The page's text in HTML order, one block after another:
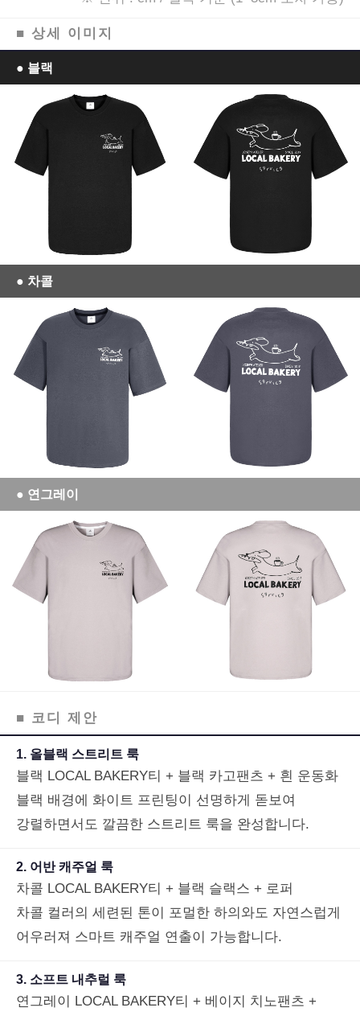
세요!
■ 상세 이미지
● 블랙
● 차콜
● 연그레이
■ 코디 제안
1. 올블랙 스트리트 룩
블랙 LOCAL BAKERY티 + 블랙 카고팬츠 + 흰 운동화
블랙 배경에 화이트 프린팅이 선명하게 돋보여
강렬하면서도 깔끔한 스트리트 룩을 완성합니다.
2. 어반 캐주얼 룩
차콜 LOCAL BAKERY티 + 블랙 슬랙스 + 로퍼
차콜 컬러의 세련된 톤이 포멀한 하의와도 자연스럽게
어우러져 스마트 캐주얼 연출이 가능합니다.
3. 소프트 내추럴 룩
연그레이 LOCAL BAKERY티 + 베이지 치노팬츠 +